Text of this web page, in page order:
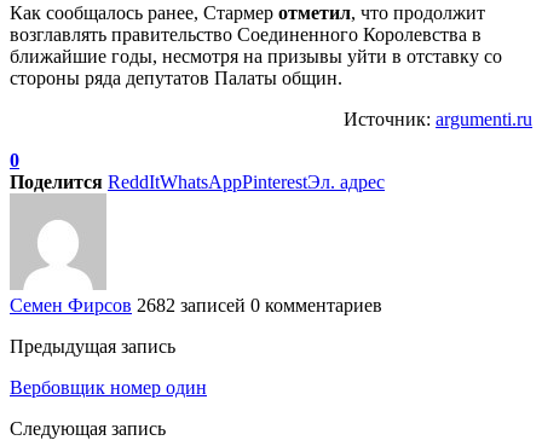
Как сообщалось ранее, Стармер отметил, что продолжит
возглавлять правительство Соединенного Королевства в
ближайшие годы, несмотря на призывы уйти в отставку со
стороны ряда депутатов Палаты общин.
Источник: argumenti.ru
0
Поделится ReddItWhatsAppPinterestЭл. адрес
Семен Фирсов 2682 записей 0 комментариев
Предыдущая запись
Вербовщик номер один
Следующая запись